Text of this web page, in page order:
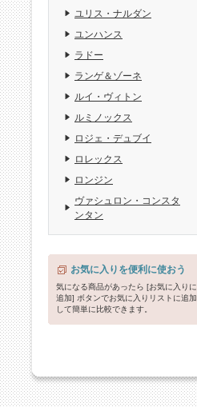
ユリス・ナルダン
ユンハンス
ラドー
ランゲ＆ゾーネ
ルイ・ヴィトン
ルミノックス
ロジェ・デュブイ
ロレックス
ロンジン
ヴァシュロン・コンスタ
ンタン
お気に入りを便利に使おう
気になる商品があったら [お気に入りに
追加] ボタンでお気に入りリストに追加
して簡単に比較できます。